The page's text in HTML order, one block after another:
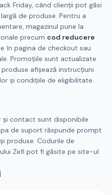
Friday, când clienții pot găsi
de produse. Pentru a
magazinul pune la
precum cod reducere
în pagina de checkout sau
Promoțiile sunt actualizate
afișează instrucțiuni
și condițiile de eligibilitate.
și contact sunt disponibile
de suport răspunde prompt
produse. Codurile de
Zefi pot fi găsite pe site-ul